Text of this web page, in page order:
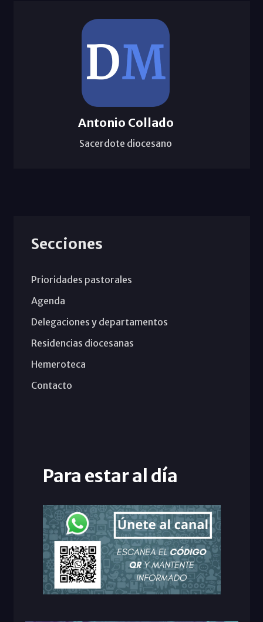
Antonio Collado
Sacerdote diocesano
Secciones
Prioridades pastorales
Agenda
Delegaciones y departamentos
Residencias diocesanas
Hemeroteca
Contacto
Para estar al día